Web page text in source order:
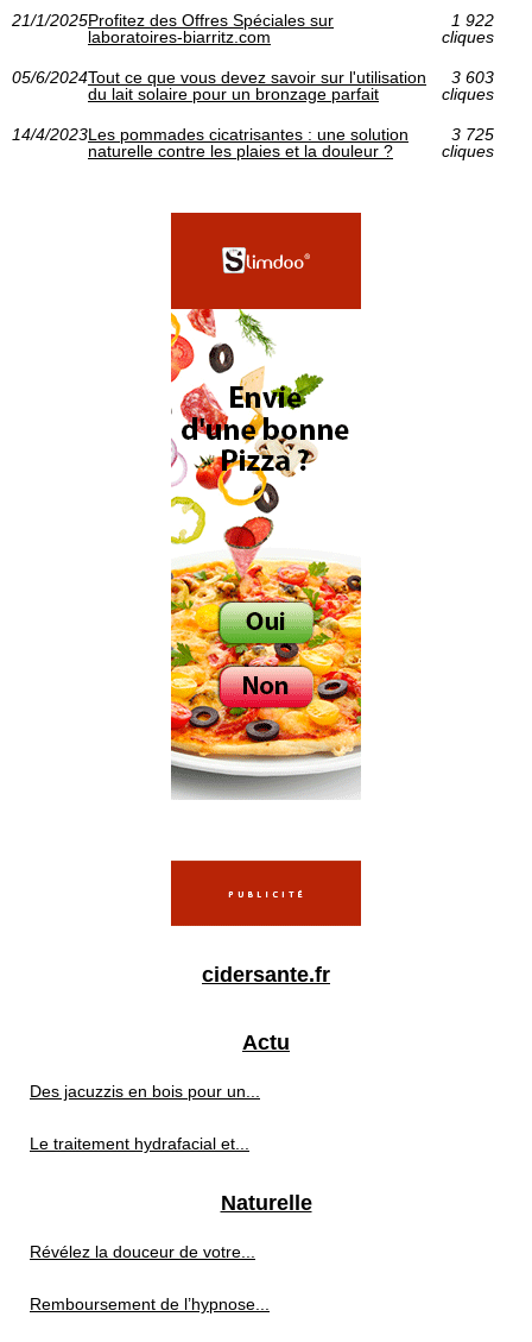
21/1/2025Profitez des Offres Spéciales sur
laboratoires-biarritz.com
1 922
cliques
05/6/2024Tout ce que vous devez savoir sur l'utilisation
du lait solaire pour un bronzage parfait
3 603
cliques
14/4/2023Les pommades cicatrisantes : une solution
naturelle contre les plaies et la douleur ?
3 725
cliques
cidersante.fr
Actu
Des jacuzzis en bois pour un...
Le traitement hydrafacial et...
Naturelle
Révélez la douceur de votre...
Remboursement de l’hypnose...